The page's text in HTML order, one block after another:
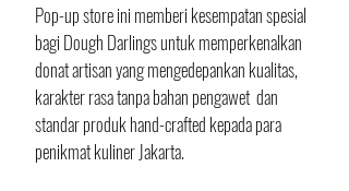
Pop-up store ini memberi kesempatan spesial
bagi Dough Darlings untuk memperkenalkan
donat artisan yang mengedepankan kualitas,
karakter rasa tanpa bahan pengawet  dan
standar produk hand-crafted kepada para
penikmat kuliner Jakarta.